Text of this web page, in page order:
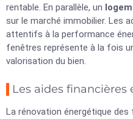
rentable. En parallèle, un
sur le marché immobilier. Les
attentifs à la performance
fenêtres représente à la fois
valorisation du bien.
Les aides
La rénovation énergétique des